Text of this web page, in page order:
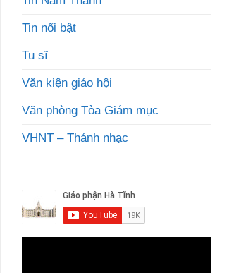
Tin nổi bật
Tu sĩ
Văn kiện giáo hội
Văn phòng Tòa Giám mục
VHNT – Thánh nhạc